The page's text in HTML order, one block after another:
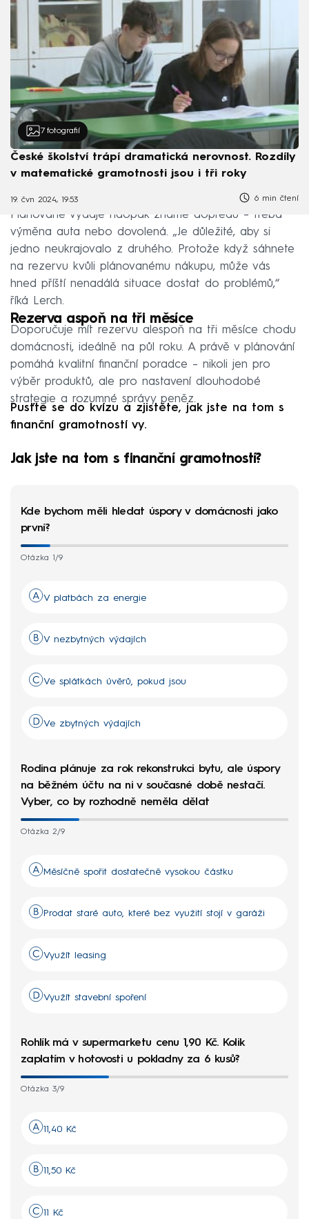
7 fotografií
České školství trápí dramatická nerovnost. Rozdíly
v matematické gramotnosti jsou i tři roky
19. čvn 2024, 19:53 6 min čtení
Plánované výdaje naopak známe dopředu – třeba
výměna auta nebo dovolená. „Je důležité, aby si
jedno neukrajovalo z druhého. Protože když sáhnete
na rezervu kvůli plánovanému nákupu, může vás
hned příští nenadálá situace dostat do problémů,“
říká Lerch.
Rezerva aspoň na tři měsíce
Doporučuje mít rezervu alespoň na tři měsíce chodu
domácnosti, ideálně na půl roku. A právě v plánování
pomáhá kvalitní finanční poradce – nikoli jen pro
výběr produktů, ale pro nastavení dlouhodobé
strategie a rozumné správy peněz.
Pusťte se do kvízu a zjistěte, jak jste na tom s
finanční gramotností vy.
Jak jste na tom s finanční gramotností?
Kde bychom měli hledat úspory v domácnosti jako
první?
Otázka 1/9
V platbách za energie
V nezbytných výdajích
Ve splátkách úvěrů, pokud jsou
Ve zbytných výdajích
Rodina plánuje za rok rekonstrukci bytu, ale úspory
na běžném účtu na ni v současné době nestačí.
Vyber, co by rozhodně neměla dělat
Otázka 2/9
Měsíčně spořit dostatečně vysokou částku
Prodat staré auto, které bez využití stojí v garáži
Využít leasing
Využít stavební spoření
Rohlík má v supermarketu cenu 1,90 Kč. Kolik
zaplatím v hotovosti u pokladny za 6 kusů?
Otázka 3/9
11,40 Kč
11,50 Kč
11 Kč